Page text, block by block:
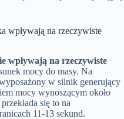
wpływają na rzeczywiste
wpływają na rzeczywiste
mocy do masy. Na
w silnik generujący
mocy wynoszącym około
się to na
11-13 sekund.